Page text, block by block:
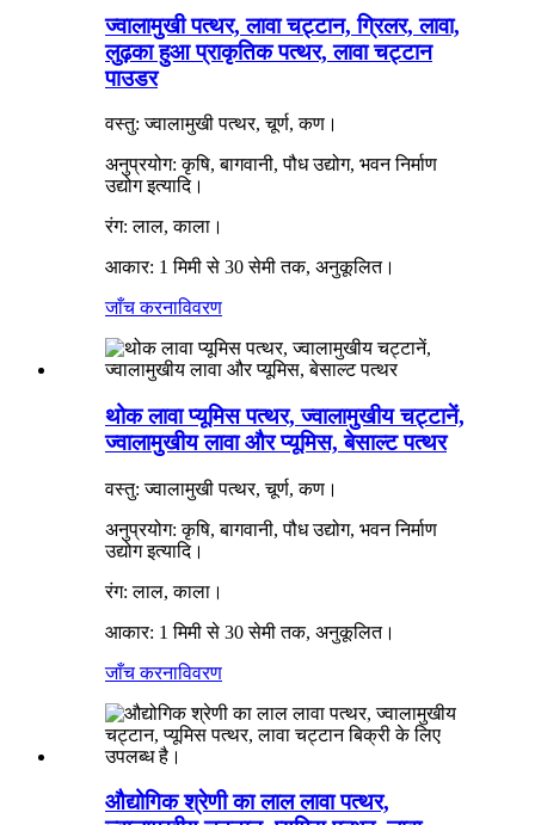
ज्वालामुखी पत्थर, लावा चट्टान, ग्रिलर, लावा,
लुढ़का हुआ प्राकृतिक पत्थर, लावा चट्टान
पाउडर
वस्तु: ज्वालामुखी पत्थर, चूर्ण, कण।
अनुप्रयोग: कृषि, बागवानी, पौध उद्योग, भवन निर्माण
उद्योग इत्यादि।
रंग: लाल, काला।
आकार: 1 मिमी से 30 सेमी तक, अनुकूलित।
जाँच करनाविवरण
थोक लावा प्यूमिस पत्थर, ज्वालामुखीय चट्टानें,
ज्वालामुखीय लावा और प्यूमिस, बेसाल्ट पत्थर
वस्तु: ज्वालामुखी पत्थर, चूर्ण, कण।
अनुप्रयोग: कृषि, बागवानी, पौध उद्योग, भवन निर्माण
उद्योग इत्यादि।
रंग: लाल, काला।
आकार: 1 मिमी से 30 सेमी तक, अनुकूलित।
जाँच करनाविवरण
औद्योगिक श्रेणी का लाल लावा पत्थर,